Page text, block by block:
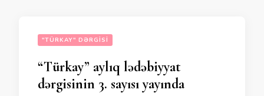
"TÜRKAY" DƏRGISI
“Türkay” aylıq lədəbiyyat
dərgisinin 3. sayısı yayında